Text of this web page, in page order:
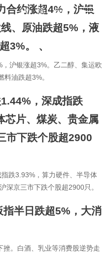
简 En
合约涨超4%，沪银
、原油跌超5%，液
3%。
、
沪银涨超3%。乙二醇、集运欧
油跌超3%。
，深成指跌
芯片、煤炭、贵金属
市下跌个股超2900
跌3.93%，算力硬件、半导体
深京三市下跌个股超2900只。
半日跌超5%，大消
。白酒、乳业等消费股逆势走